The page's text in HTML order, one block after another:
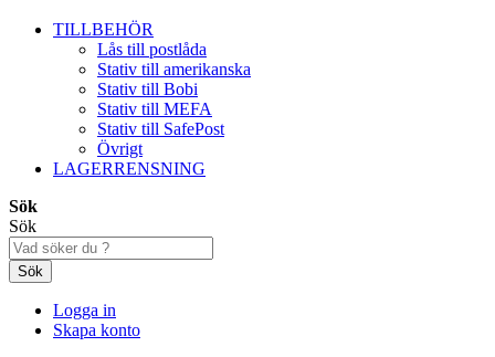
TILLBEHÖR
Lås till postlåda
Stativ till amerikanska
Stativ till Bobi
Stativ till MEFA
Stativ till SafePost
Övrigt
LAGERRENSNING
Sök
Sök
Sök
Logga in
Skapa konto